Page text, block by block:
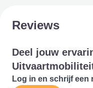
Reviews
Deel jouw
Log in en schrijf een